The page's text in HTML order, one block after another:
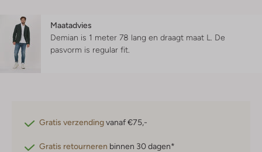
Maatadvies
Demian is 1 meter 78 lang en draagt maat L. De
pasvorm is regular fit
Gratis verzendingvanaf €75,-
Gratis retourneren binnen 30 dagen*